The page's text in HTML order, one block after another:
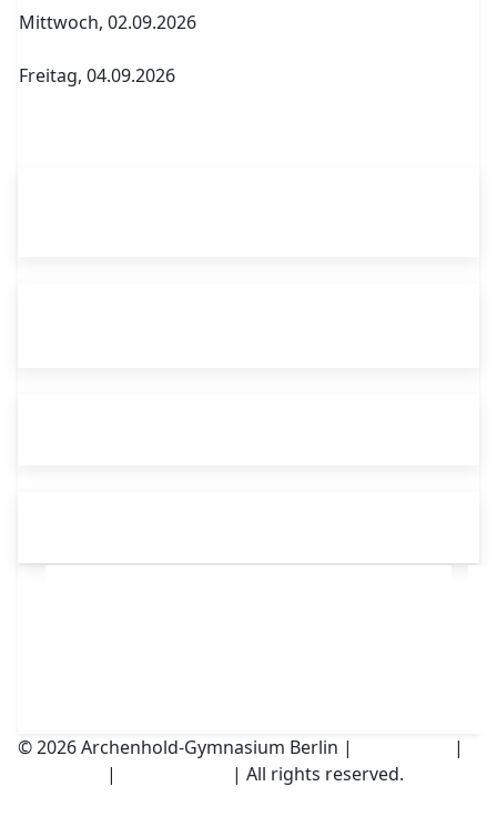
Mittwoch, 02.09.2026
Freitag, 04.09.2026
© 2026 Archenhold-Gymnasium Berlin |
|
| | All rights reserved.